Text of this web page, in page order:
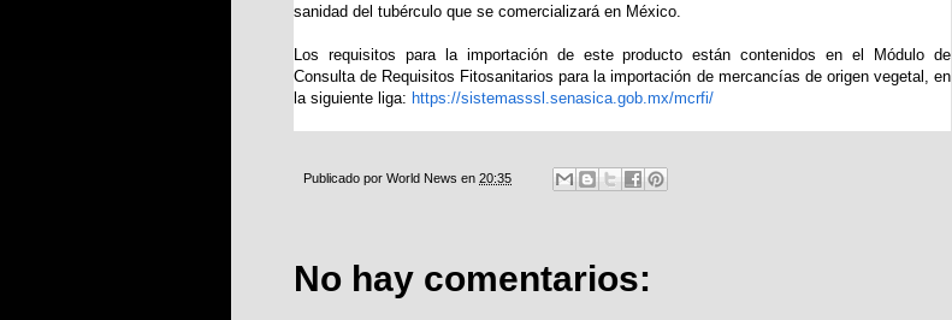
sanidad del tubérculo que se comercializará en México.
Los requisitos para la importación de este producto están contenidos en el Módulo de
Consulta de Requisitos Fitosanitarios para la importación de mercancías de origen vegetal, en
la siguiente liga: https://sistemasssl.senasica.gob.mx/mcrfi/
Publicado por World News en 20:35
No hay comentarios: